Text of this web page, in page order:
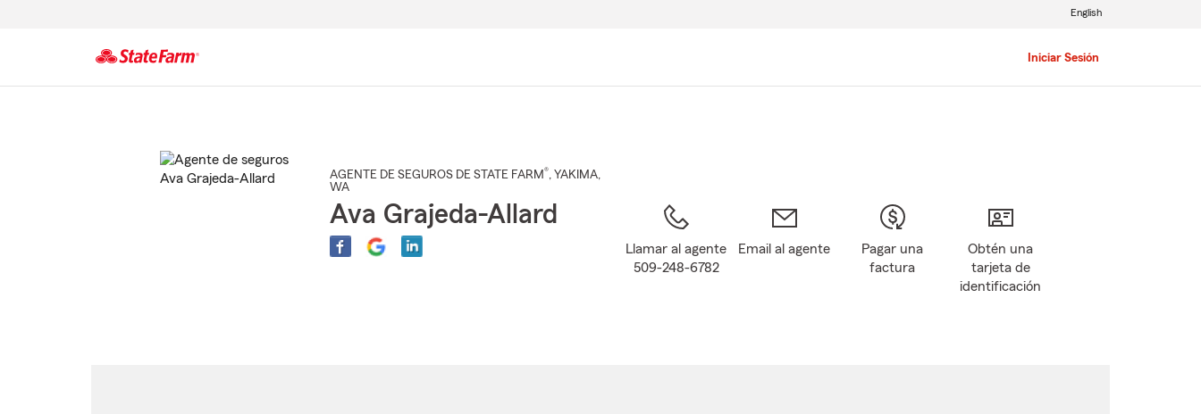
Iniciar Sesión
English
AGENTE DE SEGUROS DE STATE FARM®, YAKIMA,
WA
Ava Grajeda-Allard
Llamar al agente
509-248-6782
Email al agente
Pagar una
factura
Obtén una
tarjeta de
identificación